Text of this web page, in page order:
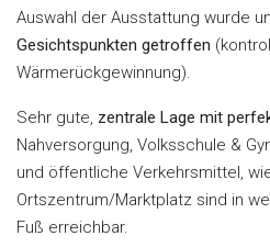
Auswahl der Ausstattung wurde
Gesichtspunkten getroffen
Wärmerückgewinnung).
Sehr gute, zentrale Lage mit
Nahversorgung, Volksschule &
und öffentliche Verkehrsmittel,
Ortszentrum/Marktplatz sind in
Fuß erreichbar.